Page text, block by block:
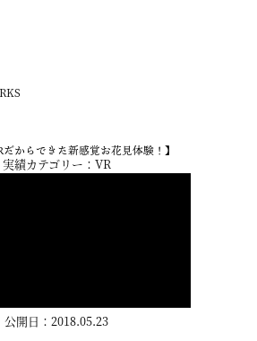
からできた新感覚お花見体験！】
実績カテゴリー：VR
公開日：2018.05.23